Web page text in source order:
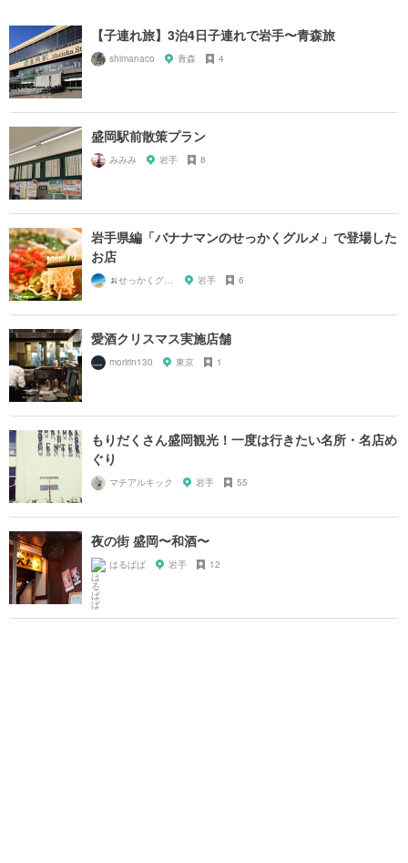
【子連れ旅】3泊4日子連れで岩手〜青森旅
shimanaco 青森 4
盛岡駅前散策プラン
みみみ 岩手 8
岩手県編「バナナマンのせっかくグルメ」で登場した
お店
岩手 6
愛酒クリスマス実施店舗
moririn130 東京 1
もりだくさん盛岡観光！一度は行きたい名所・名店め
ぐり
マチアルキック 岩手 55
夜の街 盛岡〜和酒〜
はるぱぱ 岩手 12